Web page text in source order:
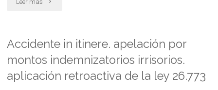
la
ley
26.77incons.
Leer más
de
inconstitucionalidad
presentada
Accidente in itinere. apelación por
montos indemnizatorios irrisorios.
aplicación retroactiva de la ley 26.773